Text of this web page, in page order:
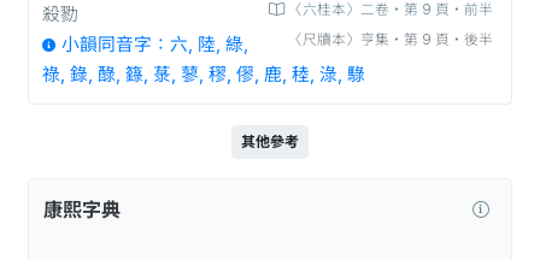
〈六桂本〉二卷‧第 9 頁‧前半
〈尺牘本〉亨集‧第 9 頁‧後半
殺勠
小韻同音字：六, 陸, 綠,
祿, 錄, 醁, 籙, 菉, 蓼, 穋, 僇, 鹿, 稑, 淥, 騄
其他參考
康熙字典